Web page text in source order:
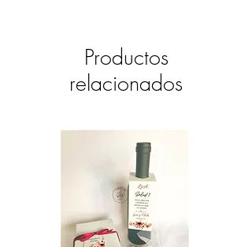
elegante cubierta con el nombre de los
novios o gráfico a escoger.
El valor del envío se cotizará una vez
confirmado el pedido.
Si quieres reservar tu pedido para luego
mandarnos los detalles y datos de envío
más adelante por favor escríbenos al
email el.castillo.ana@gmail.com para
Productos
relacionados